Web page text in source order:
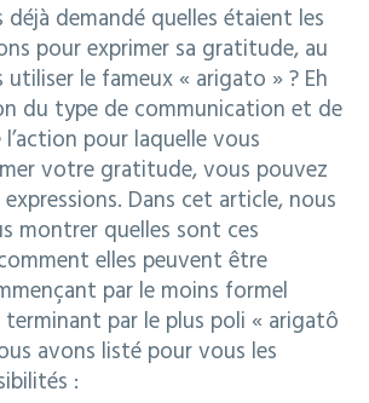
demandé quelles étaient les
pour exprimer sa gratitude, au
le fameux « arigato » ? Eh
du type de communication et de
pour laquelle vous
votre gratitude, vous pouvez
Dans cet article, nous
montrer quelles sont ces
elles peuvent être
par le moins formel
par le plus poli « arigatô
avons listé pour vous les
: